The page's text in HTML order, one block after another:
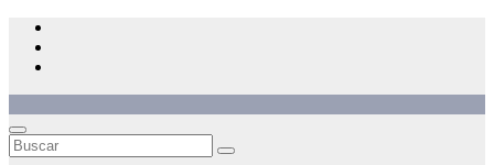
Saltar
contenido